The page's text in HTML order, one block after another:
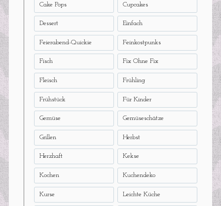
Cake Pops Cupcakes
Dessert Einfach
Feierabend-Quickie Feinkostpunks
Fisch Fix Ohne Fix
Fleisch Frühling
Frühstück Für Kinder
Gemüse Gemüseschätze
Grillen Herbst
Herzhaft Kekse
Kochen Kuchendeko
Kurse Leichte Küche